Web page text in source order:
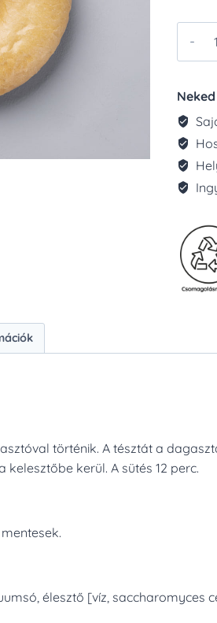
70G
történik. A tésztát a
kerül. A sütés 12 perc.
élesztő [víz, saccharomyces